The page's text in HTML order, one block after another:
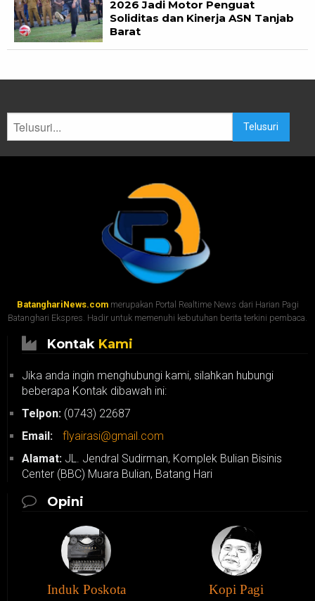
2026 Jadi Motor Penguat
Soliditas dan Kinerja ASN Tanjab
Barat
Telusuri
BatanghariNews.commerupakan Portal Realtime News dari Harian Pagi
Batanghari Ekspres. Hadir untuk memenuhi kebutuhan berita terkini pembaca.
Kontak Kami
Jika anda ingin menghubungi kami, silahkan hubungi
beberapa Kontak dibawah ini:
Telpon: (0743) 22687
Email:
flyairasi@gmail.com
Alamat: JL. Jendral Sudirman, Komplek Bulian Bisinis
Center (BBC) Muara Bulian, Batang Hari
Opini
Induk Poskota Kopi Pagi